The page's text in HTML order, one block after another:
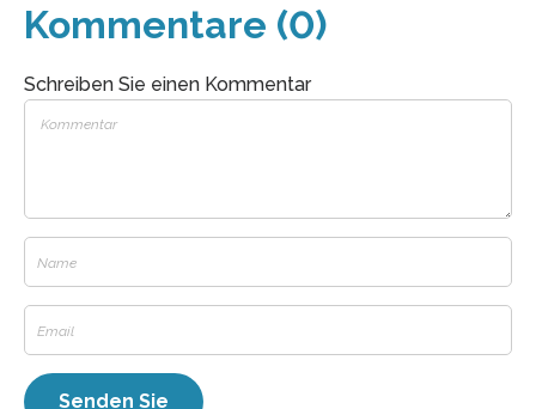
Kommentare (0)
Schreiben Sie einen Kommentar